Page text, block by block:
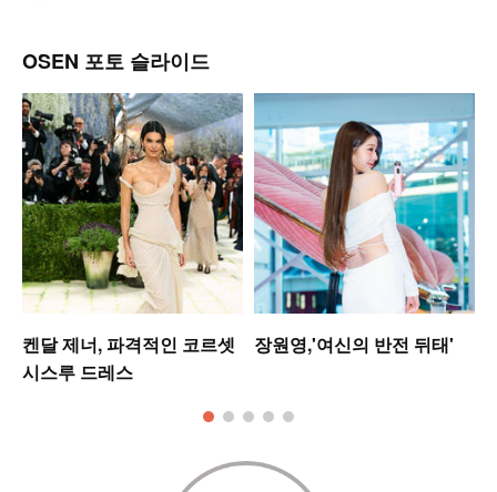
OSEN 포토 슬라이드
켄달 제너, 파격적인 코르셋
시스루 드레스
장원영,'여신의 반전 뒤태'